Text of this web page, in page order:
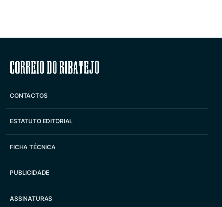
Correio do Ribatejo
CONTACTOS
ESTATUTO EDITORIAL
FICHA TÉCNICA
PUBLICIDADE
ASSINATURAS